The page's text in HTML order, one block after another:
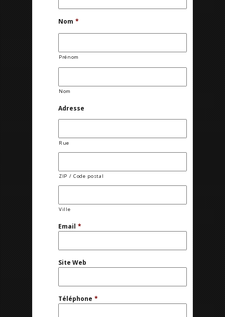
Nom *
Prénom
Nom
Adresse
Rue
ZIP / Code postal
Ville
Email *
Site Web
Téléphone *